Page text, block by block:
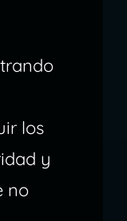
los
y
no